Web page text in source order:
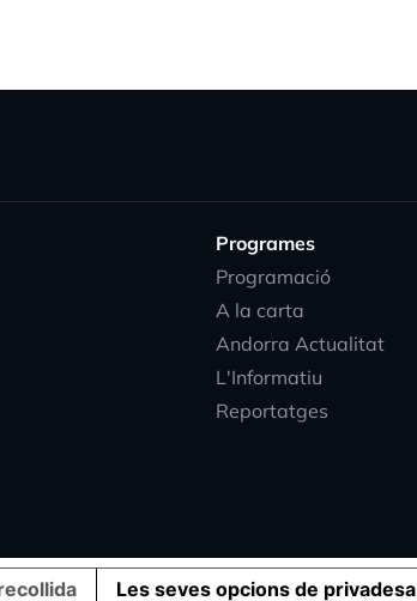
Programes
Programació
A la carta
Andorra Actualitat
L'Informatiu
Reportatges
Les seves opcions de privadesa